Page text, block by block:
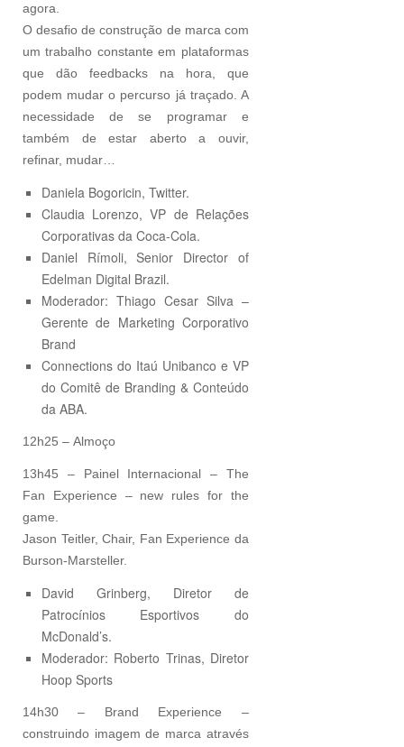
agora.
O desafio de construção de marca com
um trabalho constante em plataformas
que dão feedbacks na hora, que
podem mudar o percurso já traçado. A
necessidade de se programar e
também de estar aberto a ouvir,
refinar, mudar…
Daniela Bogoricin, Twitter.
Claudia Lorenzo, VP de Relações
Corporativas da Coca-Cola.
Daniel Rímoli, ‎Senior Director of
Edelman Digital Brazil.
Moderador: Thiago Cesar Silva –
Gerente de Marketing Corporativo
Brand
Connections do Itaú Unibanco e VP
do Comitê de Branding & Conteúdo
da ABA.
12h25 – Almoço
13h45 – Painel Internacional – The
Fan Experience – new rules for the
game.
Jason Teitler, Chair, Fan Experience da
Burson-Marsteller.
David Grinberg, Diretor de
Patrocínios Esportivos do
McDonald’s.
Moderador: Roberto Trinas, Diretor
Hoop Sports
14h30 – Brand Experience –
construindo imagem de marca através